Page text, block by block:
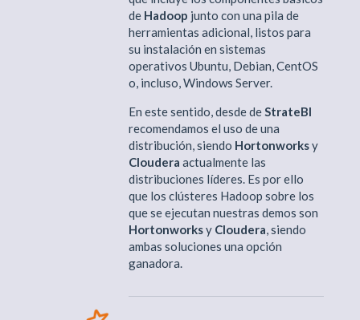
de Hadoop junto con una pila de
herramientas adicional, listos para
su instalación en sistemas
operativos Ubuntu, Debian, CentOS
o, incluso, Windows Server.
En este sentido, desde deStrateBI
recomendamos el uso de una
distribución, siendo Hortonworksy
Cloudera actualmente las
distribuciones líderes. Es por ello
que los clústeres Hadoop sobre los
que se ejecutan nuestras demos son
Hortonworksy Cloudera, siendo
ambas soluciones una opción
ganadora.